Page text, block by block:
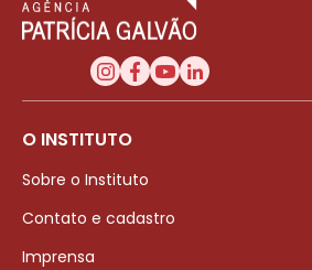
O INSTITUTO
Sobre o Instituto
Contato e cadastro
Imprensa